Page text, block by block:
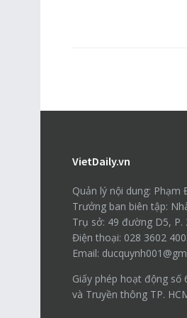
VietDaily.vn
Quản lý nội dung: Phạm
Trưởng ban biên tập:
Trụ sở: 49 đường D5, P.
Điện thoại: 028 3602
Email:
Giấy phép hoạt động
và Truyền thông TP.